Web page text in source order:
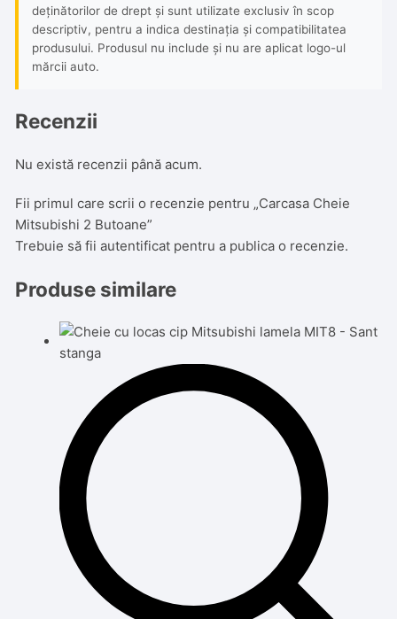
deținătorilor de drept și sunt utilizate exclusiv în scop
descriptiv, pentru a indica destinația și compatibilitatea
produsului. Produsul nu include și nu are aplicat logo-ul
mărcii auto.
Recenzii
Nu există recenzii până acum.
Fii primul care scrii o recenzie pentru „Carcasa Cheie
Mitsubishi 2 Butoane”
Trebuie să fiiautentificat pentru a publica o recenzie.
Produse similare